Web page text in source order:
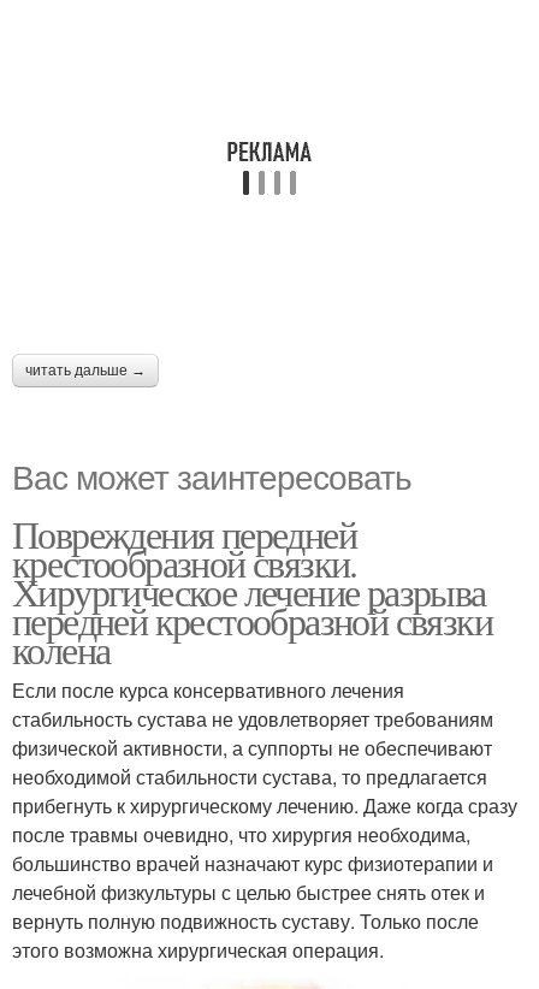
читать дальше →
Вас может заинтересовать
Повреждения передней
крестообразной связки.
Хирургическое лечение разрыва
передней крестообразной связки
колена
Если после курса консервативного лечения
стабильность сустава не удовлетворяет требованиям
физической активности, а суппорты не обеспечивают
необходимой стабильности сустава, то предлагается
прибегнуть к хирургическому лечению. Даже когда сразу
после травмы очевидно, что хирургия необходима,
большинство врачей назначают курс физиотерапии и
лечебной физкультуры с целью быстрее снять отек и
вернуть полную подвижность суставу. Только после
этого возможна хирургическая операция.